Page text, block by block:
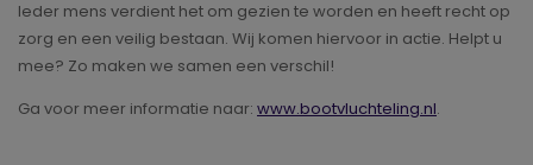
Ieder mens verdient het om gezien te worden en heeft recht op
zorg en een veilig bestaan. Wij komen hiervoor in actie. Helpt u
mee? Zo maken we samen een verschil!
Ga voor meer informatie naar: www.bootvluchteling.nl.